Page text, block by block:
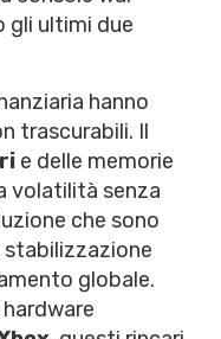
gli ultimi due
hanno
trascurabili. Il
e delle memorie
volatilità senza
che sono
globale.